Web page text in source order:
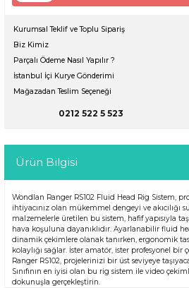
Kurumsal Teklif ve Toplu Sipariş
Biz Kimiz
Parçalı Ödeme Nasıl Yapılır ?
İstanbul İçi Kurye Gönderimi
Mağazadan Teslim Seçeneği
0212 522 5 523
Ürün Bilgisi
Wondlan Ranger RS102 Fluid Head Rig Sistem,
ihtiyacınız olan mükemmel dengeyi ve akıcılığı
malzemelerle üretilen bu sistem, hafif yapısıyla
hava koşuluna dayanıklıdır. Ayarlanabilir fluid
dinamik çekimlere olanak tanırken, ergonomik
kolaylığı sağlar. İster amatör, ister profesyonel
Ranger RS102, projelerinizi bir üst seviyeye
Sınıfının en iyisi olan bu rig sistem ile video
dokunuşla gerçekleştirin.